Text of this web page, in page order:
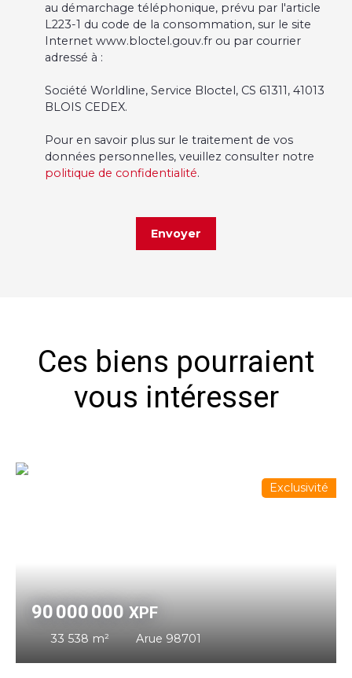
au démarchage téléphonique, prévu par l'article
L223-1 du code de la consommation, sur le site
Internet www.bloctel.gouv.fr ou par courrier
adressé à :
Société Worldline, Service Bloctel, CS 61311, 41013
BLOIS CEDEX.
Pour en savoir plus sur le traitement de vos
données personnelles, veuillez consulter notre
politique de confidentialité.
Envoyer
Ces biens pourraient
vous intéresser
90 000 000XPF
33 538 m² Arue 98701
Exclusivité